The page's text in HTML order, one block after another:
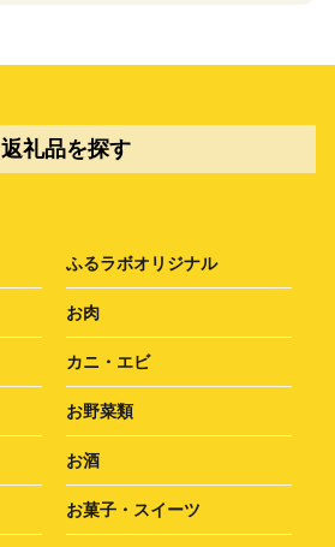
返礼品を探す
ふるラボオリジナル
お肉
カニ・エビ
お野菜類
お酒
お菓子・スイーツ